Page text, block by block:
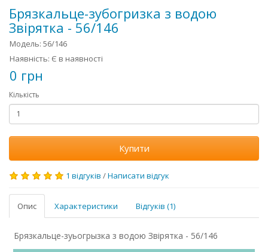
Брязкальце-зубогризка з водою
Звірятка - 56/146
Модель: 56/146
Наявність: Є в наявності
0 грн
Кількість
Купити
1 відгуків /Написати відгук
Опис Характеристики Відгуків (1)
Брязкальце-зуьогрызка з водою Звірятка - 56/146